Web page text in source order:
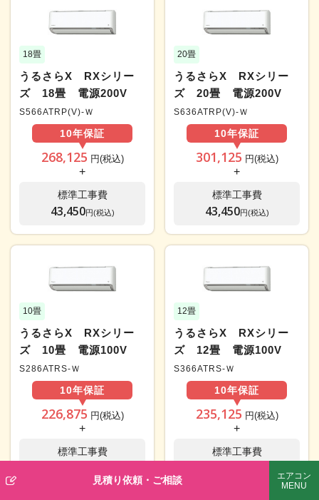
18畳
うるさらX RXシリー
ズ 18畳 電源200V
S566ATRP(V)-Ｗ
10年保証
268,125 円(税込)
+
標準工事費
43,450円(税込)
20畳
うるさらX RXシリー
ズ 20畳 電源200V
S636ATRP(V)-Ｗ
10年保証
301,125 円(税込)
+
標準工事費
43,450円(税込)
10畳
うるさらX RXシリー
ズ 10畳 電源100V
S286ATRS-Ｗ
10年保証
226,875 円(税込)
+
標準工事費
12畳
うるさらX RXシリー
ズ 12畳 電源100V
S366ATRS-Ｗ
10年保証
235,125 円(税込)
+
標準工事費
見積り依頼・ ご相談
エアコン
MENU